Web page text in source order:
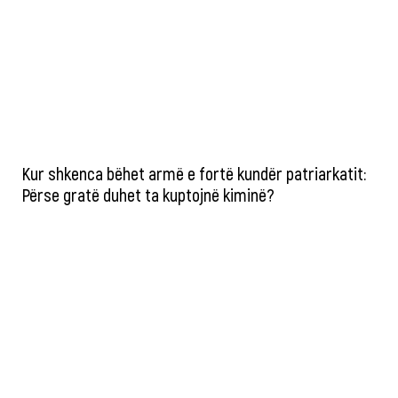
Kur shkenca bëhet armë e fortë kundër patriarkatit:
Përse gratë duhet ta kuptojnë kiminë?